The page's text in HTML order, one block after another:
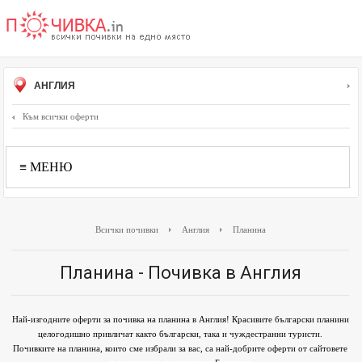
АНГЛИЯ
Към всички оферти
≡ МЕНЮ
Всички почивки Англия Планина
Планина - Почивка в Англия
Най-изгодните оферти за почивка на планина в Англия! Красивите български планини
целогодишно привличат както български, така и чуждестранни туристи.
Почивките на планина, които сме избрали за вас, са най-добрите оферти от сайтовете